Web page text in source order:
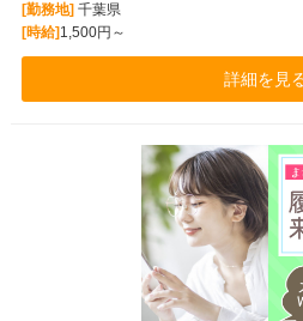
[勤務地] 千葉県
[時給] 1,500円～
詳細を見